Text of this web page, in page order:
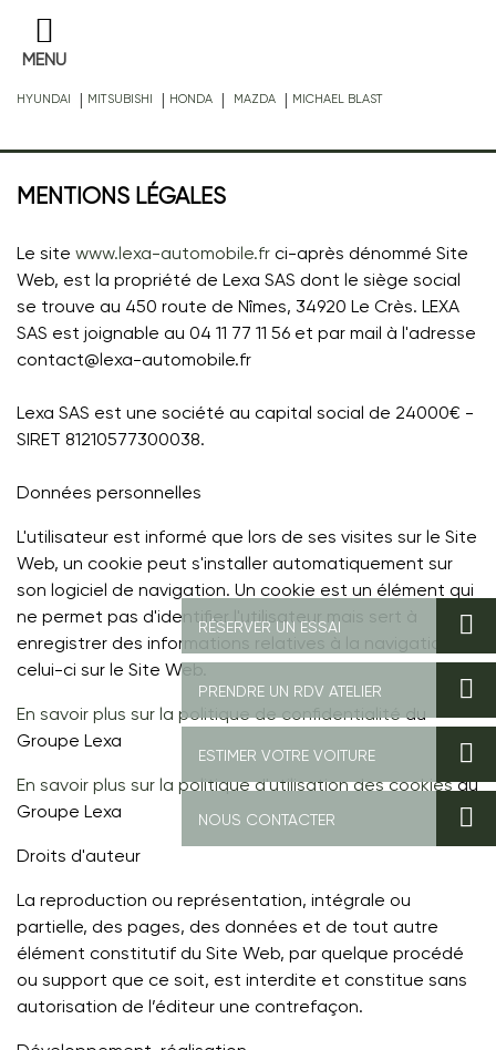
MENU
HYUNDAI | MITSUBISHI | HONDA | MAZDA | MICHAEL BLAST
MENTIONS LÉGALES
Le site www.lexa-automobile.fr ci-après dénommé Site
Web, est la propriété de Lexa SAS dont le siège social
se trouve au 450 route de Nîmes, 34920 Le Crès. LEXA
SAS est joignable au 04 11 77 11 56 et par mail à l'adresse
contact@lexa-automobile.fr
Lexa SAS est une société au capital social de 24000€ -
SIRET 81210577300038.
Données personnelles
L'utilisateur est informé que lors de ses visites sur le Site
Web, un cookie peut s'installer automatiquement sur
son logiciel de navigation. Un cookie est un élément qui
ne permet pas d'identifier l'utilisateur mais sert à
enregistrer des informations relatives à la navigation de
celui-ci sur le Site Web.
En savoir plus sur la politique de confidentialitédu
Groupe Lexa
En savoir plus sur la politique d'utilisation des cookiesdu
Groupe Lexa
Droits d'auteur
La reproduction ou représentation, intégrale ou
partielle, des pages, des données et de tout autre
élément constitutif du Site Web, par quelque procédé
ou support que ce soit, est interdite et constitue sans
autorisation de l’éditeur une contrefaçon.
RÉSERVER UN ESSAI
PRENDRE UN RDV ATELIER
ESTIMER VOTRE VOITURE
NOUS CONTACTER